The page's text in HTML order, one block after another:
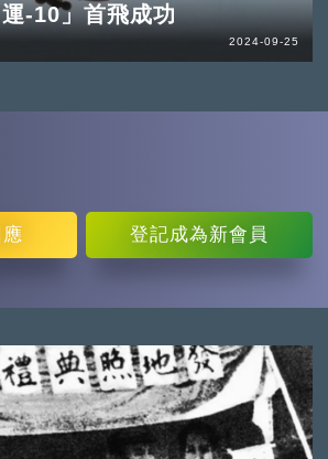
-10」首飛成功
2024-09-25
登記成為新會員